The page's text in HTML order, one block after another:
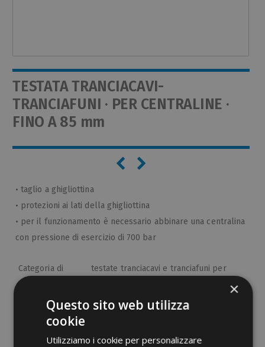
TESTATA TRANCIACAVI-
TRANCIAFUNI · PER CENTRALINE ·
FINO A 85 mm
• taglio a ghigliottina
• protezioni ai lati della ghigliottina
• per il funzionamento è necessario abbinare una centralina
con pressione di esercizio di 700 bar
Categoria di
Prodotti
testate tranciacavi e tranciafuni per
EC000142
×
Questo sito web utilizza
cookie
Utilizziamo i cookie per personalizzare